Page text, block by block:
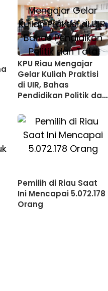
KPU Riau Mengajar
Gelar Kuliah Praktisi
di UIR, Bahas
Pendidikan Politik dan
Pemilih di Riau Saat
Ini Mencapai 5.072.178
Orang